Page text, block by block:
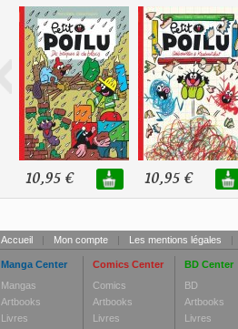
10,95 € 10,95 €
Accueil | Mon compte | Les mentions légales |
Manga Center
Mangas
Artbooks
Livres
Comics Center
Comics
Artbooks
Livres
BD Center
BD
Artbooks
Livres